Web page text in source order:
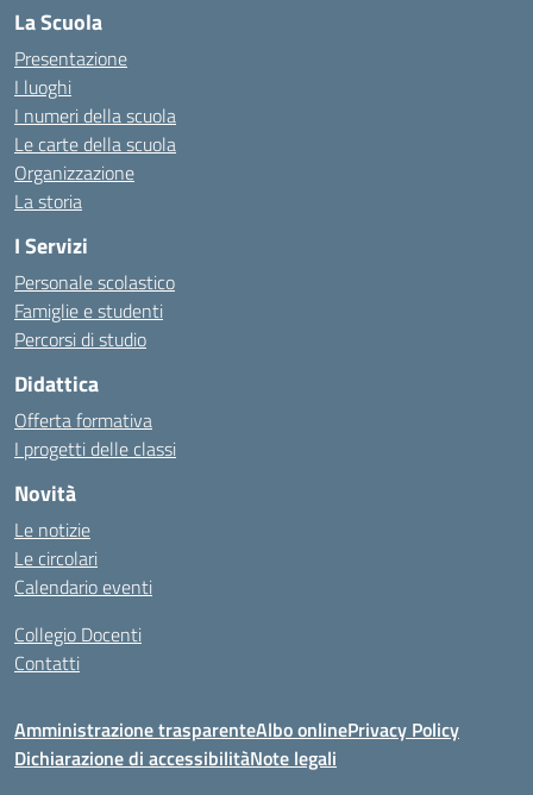
La Scuola
Presentazione
I luoghi
I numeri della scuola
Le carte della scuola
Organizzazione
La storia
I Servizi
Personale scolastico
Famiglie e studenti
Percorsi di studio
Didattica
Offerta formativa
I progetti delle classi
Novità
Le notizie
Le circolari
Calendario eventi
Collegio Docenti
Contatti
Amministrazione trasparenteAlbo onlinePrivacy Policy
Dichiarazione di accessibilitàNote legali